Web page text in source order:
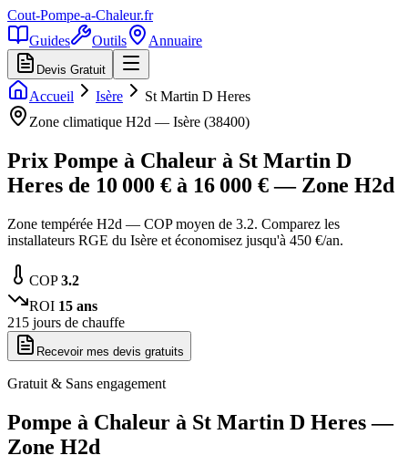
Cout-Pompe-a-Chaleur.fr
Guides
Outils Annuaire
Devis Gratuit
Accueil Isère
St Martin D Heres
Zone climatique H2d — Isère (38400)
Prix Pompe à Chaleur à St Martin D
Heres de 10 000 € à 16 000 € — Zone H2d
Zone tempérée H2d — COP moyen de 3.2. Comparez les
installateurs RGE du Isère et économisez jusqu'à 450 €/an.
COP3.2
ROI 15 ans
215 jours de chauffe
Recevoir mes devis gratuits
Gratuit & Sans engagement
Pompe à Chaleur à St Martin D Heres—
Zone H2d